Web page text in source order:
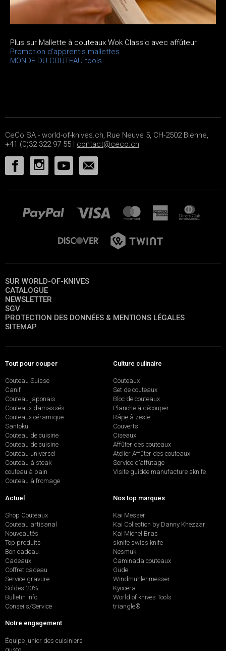
Plus sur Mallette à couteaux Wok Classic avec affûteur
Promotion d'apprentis mallettes
MONDE DU COUTEAU tools
CeCo SA - world-of-knives.ch, Rue Neuve 5, CH-2502 Bienne,
+41 (0)32 322 97 55 | contact@ceco.ch
SUR WORLD-OF-KNIVES
CATALOGUE
NEWSLETTER
SGV
PROTECTION DES DONNÉES & MENTIONS LÉGALES
SITEMAP
Tout pour couper
Couteau Suisse
Canif
Couteau japonais
Couteaux damassés
Couteaux céramique
Santoku
Couteau de cuisine
Couteau de cuisine
Couteau universel
Couteau à steak
couteau à pain
Couteau à fromage
Culture culinaire
Couteaux
Set de couteaux
Bloc de couteaux
Planche à découper
Râpe à zeste
Couverts
Ciseaux
Affûter des couteaux
Atelier Affûter des couteaux
Service d’affûtage
Visite guidée manufacture sknife
Actuel
Shop Couteaux
Couteau artisanal
Nouveautés
Top produits
Bon cadeau
Cadeaux
Coffret cadeau
Service gravure
Soldes 20%
Bulletin info
Conseils/Service
Nos top marques
Kai Messer
Kai Collection by Danny Khezzar
Kai Michel Bras
sknife swiss knife
Nesmuk
Caminada couteaux
Güde
Windmühlenmesser
Kyocera
World of knives Tools
triangle®
Notre engagement
Équipe junior des cuisiniers